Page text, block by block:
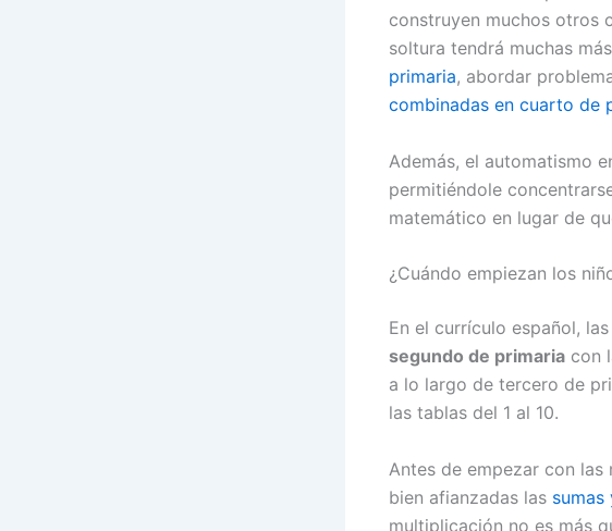
construyen muchos otros
soltura tendrá muchas
primaria, abordar
combinadas en cuarto de
Además, el automatismo
permitiéndole
matemático en lugar de
¿Cuándo empiezan los
En el currículo español,
segundo de primaria con
a lo largo de tercero de
las tablas del 1 al 10.
Antes de empezar con
bien afianzadas las
multiplicación no es más